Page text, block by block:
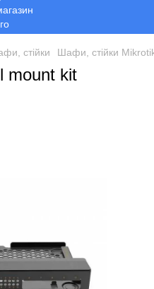
стійки Шафи, стійки
mount kit